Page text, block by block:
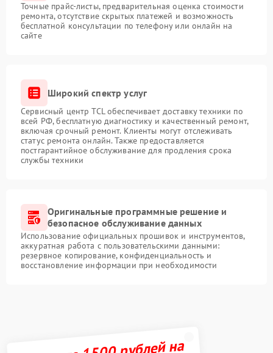
Точные прайс-листы, предварительная оценка стоимости
ремонта, отсутствие скрытых платежей и возможность
бесплатной консультации по телефону или онлайн на
сайте
Широкий спектр услуг
Сервисный центр TCL обеспечивает доставку техники по
всей РФ, бесплатную диагностику и качественный ремонт,
включая срочный ремонт. Клиенты могут отслеживать
статус ремонта онлайн. Также предоставляется
постгарантийное обслуживание для продления срока
службы техники
Оригинальные программные решение и
безопасное обслуживание данных
Использование официальных прошивок и инструментов,
аккуратная работа с пользовательскими данными:
резервное копирование, конфиденциальность и
восстановление информации при необходимости